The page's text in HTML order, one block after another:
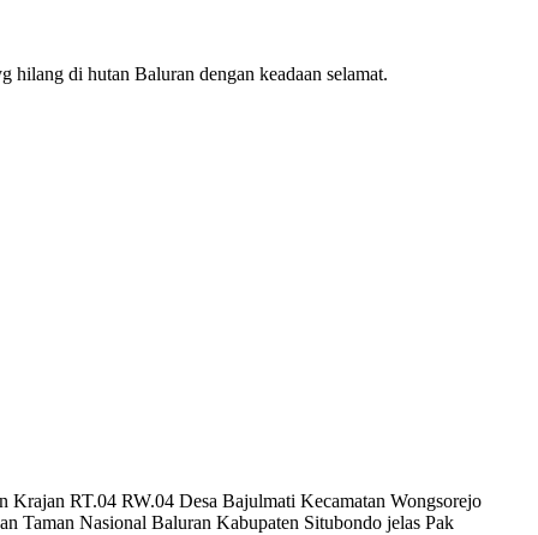
di hutan Baluran dengan keadaan selamat.
RT.04 RW.04 Desa Bajulmati Kecamatan Wongsorejo
Taman Nasional Baluran Kabupaten Situbondo jelas Pak